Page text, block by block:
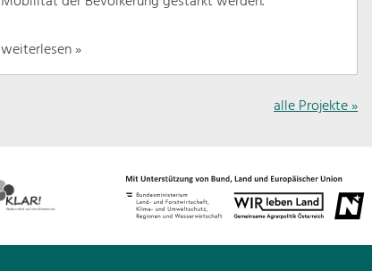
weiterlesen »
alle Projekte »